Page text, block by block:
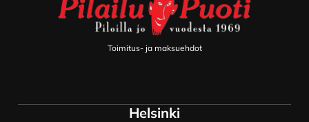
Toimitus- ja maksuehdot
Helsinki